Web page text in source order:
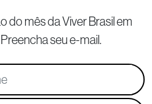
do mês da Viver Brasil em
seu e-mail.